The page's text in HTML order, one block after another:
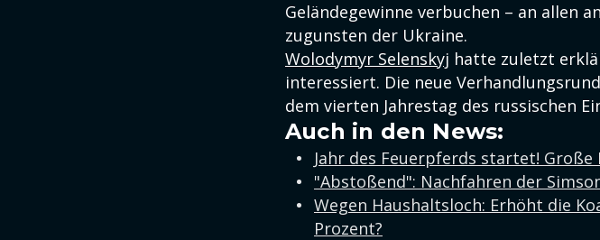
Geländegewinne verbuchen – an allen
zugunsten der Ukraine.
Wolodymyr Selenskyj hatte zuletzt
interessiert. Die neue
dem vierten Jahrestag des russischen
Auch in den News:
Jahr des Feuerpferds startet!
"Abstoßend": Nachfahren der
Wegen Haushaltsloch: Erhöht die
Prozent?